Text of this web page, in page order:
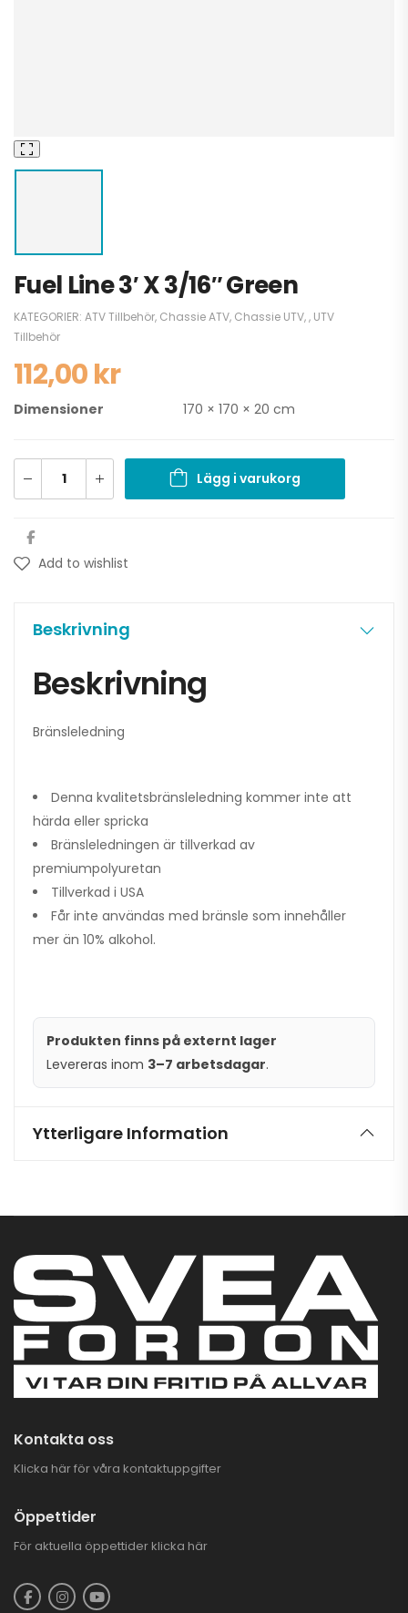
Fuel Line 3′ X 3/16″ Green
KATEGORIER: ATV Tillbehör, Chassie ATV, Chassie UTV,, UTV
Tillbehör
112,00kr
Dimensioner 170 × 170 × 20 cm
Lägg i varukorg
Add to wishlist
Beskrivning
Beskrivning
Bränsleledning
Denna kvalitetsbränsleledning kommer inte att
härda eller spricka
Bränsleledningen är tillverkad av
premiumpolyuretan
Tillverkad i USA
Får inte användas med bränsle som innehåller
mer än 10% alkohol.
Produkten finns på externt lager
Levereras inom 3–7 arbetsdagar.
Ytterligare Information
Kontakta oss
Klicka här för våra kontaktuppgifter
Öppettider
För aktuella öppettider klicka här